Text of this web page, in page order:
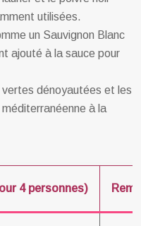
utilisées.
un Sauvignon Blanc
ajouté à la sauce pour
vertes dénoyautées et les
à la
4 personnes)